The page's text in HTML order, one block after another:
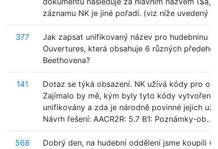
záznamu NK je jiné pořadí. (viz níže uvedený
377
Jak zapsat unifikovaný název pro hudebninu s
Ouvertures, která obsahuje 6 různých
Beethovena?
141
Dotaz se týká obsazení. NK užívá kódy pro
Zajímalo by mě, kým byly tyto kódy vytvořeny
unifikovány a zda je národně povinné jejich
Návrh řešení: AACR2R: 5.7 B1: Poznámky-ob...
568
Dobrý den, na hudební oddělení jsme koupili